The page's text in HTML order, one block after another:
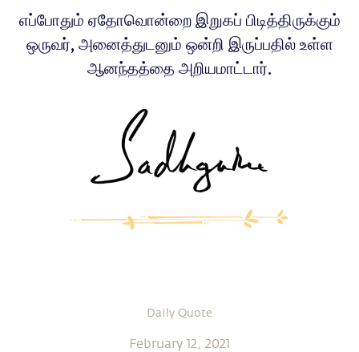
எப்போதும் ஏதோவொன்றை இறுகப் பிடித்திருக்கும்
ஒருவர், அனைத்துடனும் ஒன்றி இருப்பதில் உள்ள
ஆனந்தத்தை அறியமாட்டார்.
Daily Quote
February 12, 2021